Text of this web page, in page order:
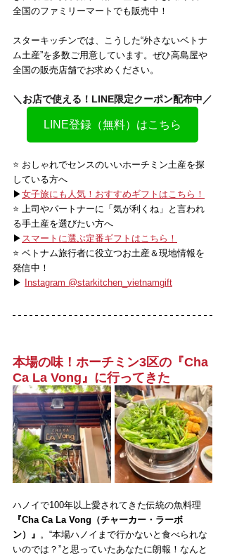
全国のファミリーマートでも販売中！
スターキッチンでは、こうした“外さないベトナ
ム土産”を多数ご用意しています。ぜひ高島屋や
全国の販売店舗でお求めください。
＼お店で使える！LINE限定クーポン配布中／
LINE登録（無料）はこちら
⭐️ おしゃれでセンスのいいホーチミン土産を探
している方へ
▶女子旅にも人気！おすすめギフトはこちら！
⭐️ 上司やパートナーに「気が利くね」と言われ
る手土産を選びたい方へ
▶ スマートに選ぶ定番ギフトはこちら！
⭐️ ベトナム旅行者に役立つお土産＆現地情報を
発信中！
▶
Instagram @starkitchen_vietnamgift
本場の味！ホーチミン3区の『Cha
Ca La Vong』に行ってきた
ハノイで100年以上愛されてきた伝統の魚料理
『Cha Ca La Vong（チャーカー・ラーボ
ン）』 。“本場ハノイまで行かないと食べられな
いのでは？”と思っていたあなたに朗報！なんと